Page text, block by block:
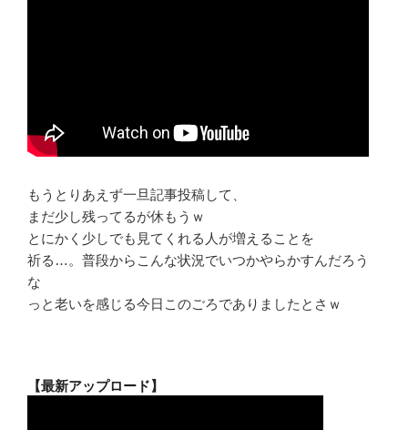
もうとりあえず一旦記事投稿して、
まだ少し残ってるが休もうｗ
とにかく少しでも見てくれる人が増えることを
祈る…。普段からこんな状況でいつかやらかすんだろう
な
っと老いを感じる今日このごろでありましたとさｗ
【最新アップロード】